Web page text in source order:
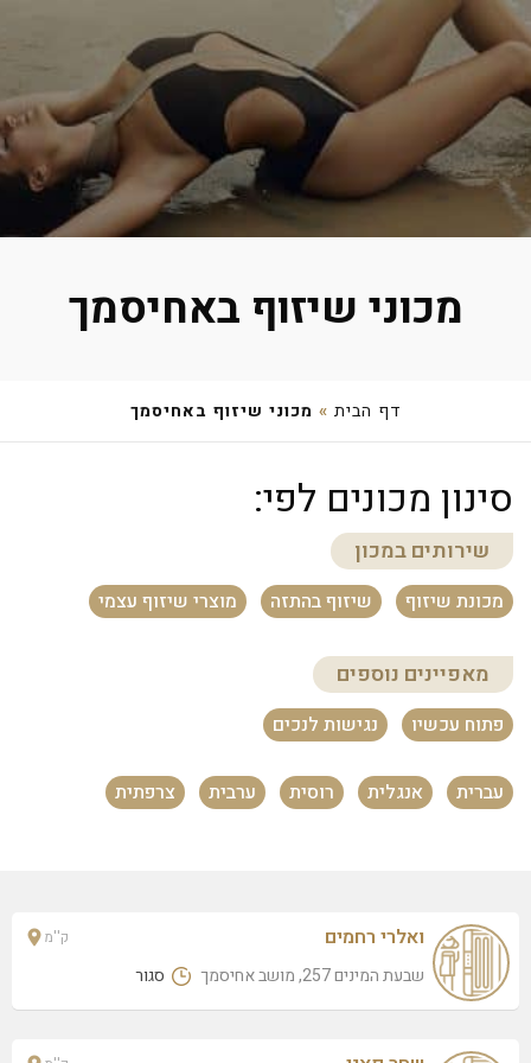
מכוני שיזוף באחיסמך
דף הבית » מכוני שיזוף באחיסמך
סינון מכונים לפי:
שירותים במכון
מכונת שיזוף שיזוף בהתזה מוצרי שיזוף עצמי
מאפיינים נוספים
פתוח עכשיו נגישות לנכים
עברית אנגלית רוסית ערבית צרפתית
ואלרי רחמים
שבעת המינים 257, מושב אחיסמך סגור
ק''מ
שבעת המינים 257, מושב אחיסמך
שחר פאני
שבעת המינים 236, אחיסמך